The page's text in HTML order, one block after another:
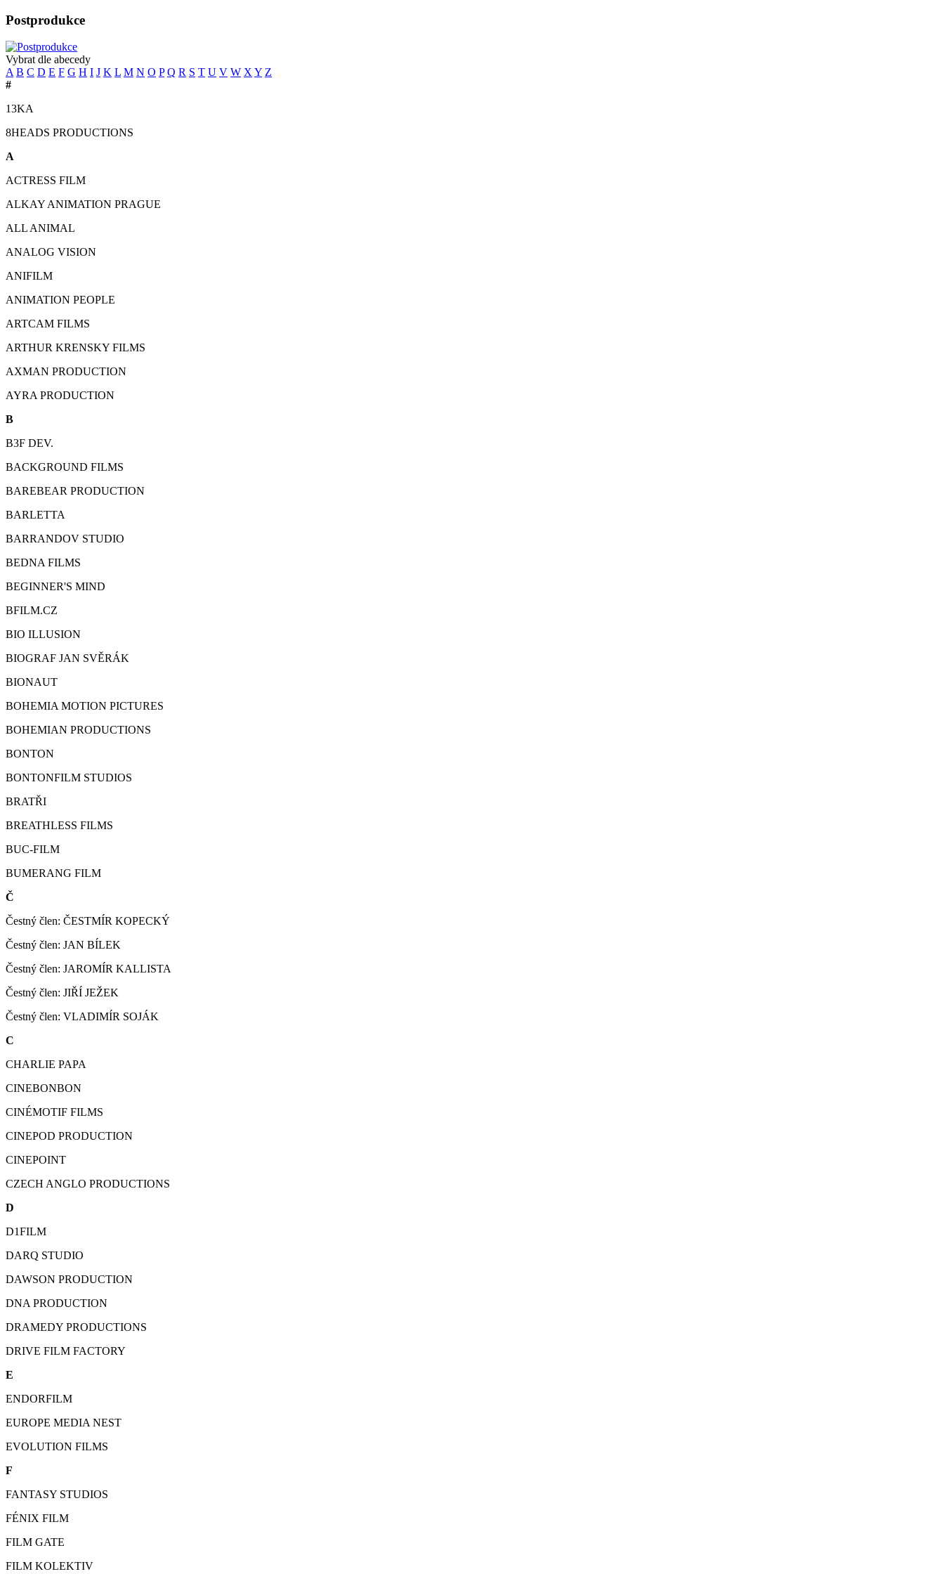
Postprodukce
Vybrat dle abecedy
A B C D E F G H I J K L M N O P Q R S T U V W X Y Z
#
13KA
8HEADS PRODUCTIONS
A
ACTRESS FILM
ALKAY ANIMATION PRAGUE
ALL ANIMAL
ANALOG VISION
ANIFILM
ANIMATION PEOPLE
ARTCAM FILMS
ARTHUR KRENSKY FILMS
AXMAN PRODUCTION
AYRA PRODUCTION
B
B3F DEV.
BACKGROUND FILMS
BAREBEAR PRODUCTION
BARLETTA
BARRANDOV STUDIO
BEDNA FILMS
BEGINNER'S MIND
BFILM.CZ
BIO ILLUSION
BIOGRAF JAN SVĚRÁK
BIONAUT
BOHEMIA MOTION PICTURES
BOHEMIAN PRODUCTIONS
BONTON
BONTONFILM STUDIOS
BRATŘI
BREATHLESS FILMS
BUC-FILM
BUMERANG FILM
Č
Čestný člen: ČESTMÍR KOPECKÝ
Čestný člen: JAN BÍLEK
Čestný člen: JAROMÍR KALLISTA
Čestný člen: JIŘÍ JEŽEK
Čestný člen: VLADIMÍR SOJÁK
C
CHARLIE PAPA
CINEBONBON
CINÉMOTIF FILMS
CINEPOD PRODUCTION
CINEPOINT
CZECH ANGLO PRODUCTIONS
D
D1FILM
DARQ STUDIO
DAWSON PRODUCTION
DNA PRODUCTION
DRAMEDY PRODUCTIONS
DRIVE FILM FACTORY
E
ENDORFILM
EUROPE MEDIA NEST
EVOLUTION FILMS
F
FANTASY STUDIOS
FÉNIX FILM
FILM GATE
FILM KOLEKTIV